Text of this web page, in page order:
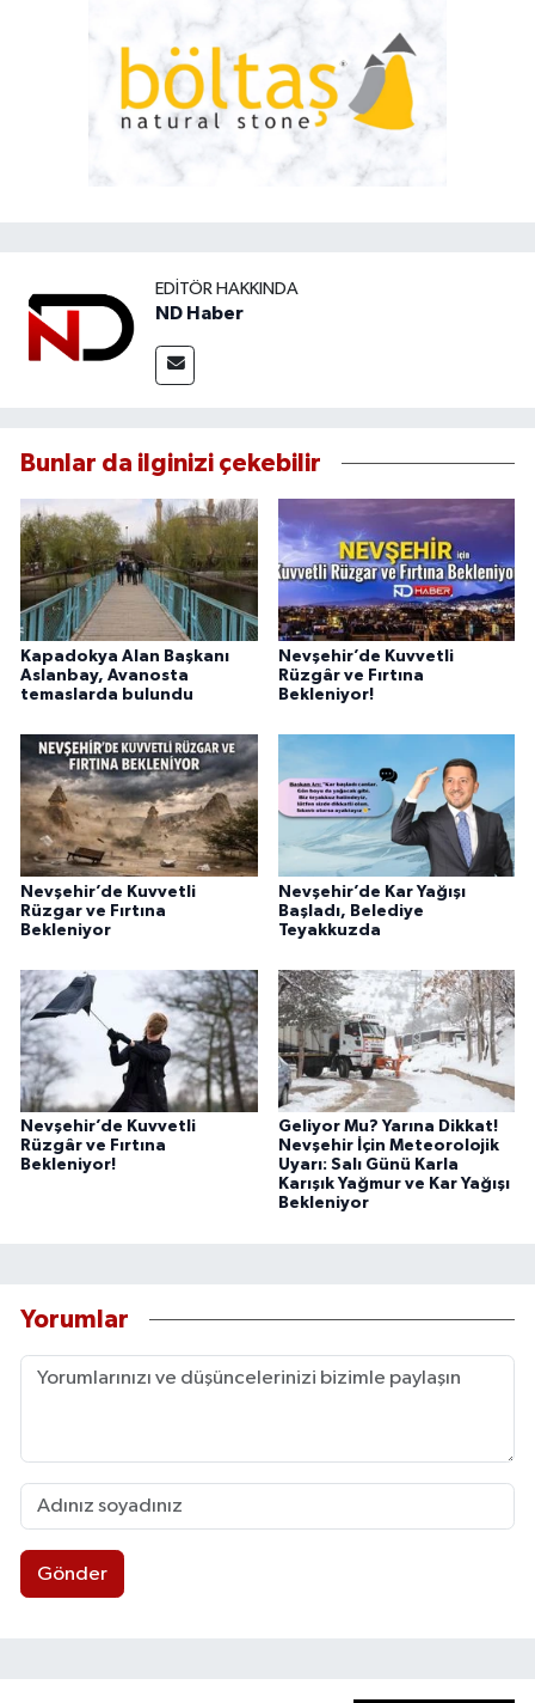
EDITÖR HAKKINDA
ND Haber
Bunlar da ilginizi çekebilir
Kapadokya Alan Başkanı
Aslanbay, Avanosta
temaslarda bulundu
Nevşehir’de Kuvvetli
Rüzgâr ve Fırtına
Bekleniyor!
Nevşehir’de Kuvvetli
Rüzgar ve Fırtına
Bekleniyor
Nevşehir’de Kar Yağışı
Başladı, Belediye
Teyakkuzda
Nevşehir’de Kuvvetli
Rüzgâr ve Fırtına
Bekleniyor!
Geliyor Mu? Yarına Dikkat!
Nevşehir İçin Meteorolojik
Uyarı: Salı Günü Karla
Karışık Yağmur ve Kar Yağışı
Bekleniyor
Yorumlar
Gönder